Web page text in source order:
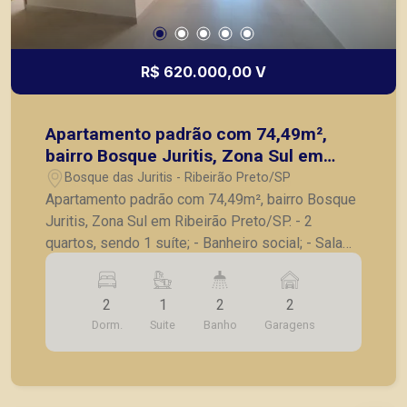
R$ 620.000,00 V
Apartamento padrão com 74,49m²,
bairro Bosque Juritis, Zona Sul em
Ribeirão Preto/SP.
Bosque das Juritis - Ribeirão Preto/SP
Apartamento padrão com 74,49m², bairro Bosque
Juritis, Zona Sul em Ribeirão Preto/SP. - 2
quartos, sendo 1 suíte; - Banheiro social; - Sala
para 2 ambientes; - Sacada; - Cozinha; -
Lavanderia; - 2 vagas de garagem. Também
temos imóveis no Jardim Olhos d´Água, Nova
Aliança, Jardim Irajá, Bosque das Juritis, casas e
apartamentos próximos a mercados, farmácias,
2
Dorm.
1
Suite
2
Banho
2
Garagens